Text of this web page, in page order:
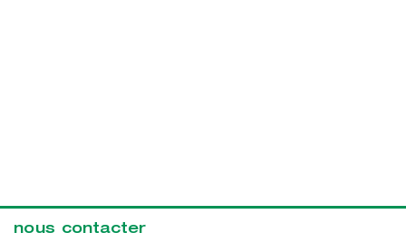
nous contacter